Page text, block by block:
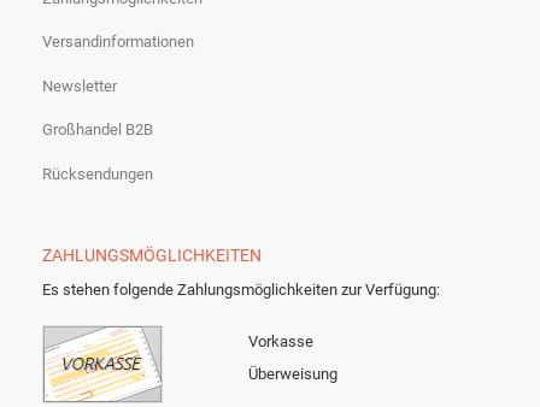
Versandinformationen
Newsletter
Großhandel B2B
Rücksendungen
ZAHLUNGSMÖGLICHKEITEN
Es stehen folgende Zahlungsmöglichkeiten zur Verfügung:
Vorkasse
Überweisung